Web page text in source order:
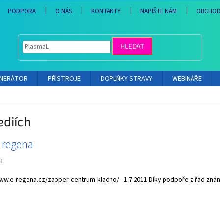
PODPORA O NÁS KONTAKTY NAPIŠTE NÁM
HLEDAT
PŘÍSTROJE DOPLŇKY STRAVY WEBINÁŘE
regena.cz/zapper-centrum-kladno/ 1.7.2011 Díky podpoře z řad